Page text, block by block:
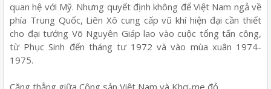
quan hệ với Mỹ. Nhưng quyết định không để Việt Nam ngả về
phía Trung Quốc, Liên Xô cung cấp vũ khí hiện đại cần thiết
cho đại tướng Võ Nguyên Giáp lao vào cuộc tổng tấn công,
từ Phục Sinh đến tháng tư 1972 và vào mùa xuân 1974-
1975.
Căng thẳng giữa Cộng sản Việt Nam và Khơ-me đỏ